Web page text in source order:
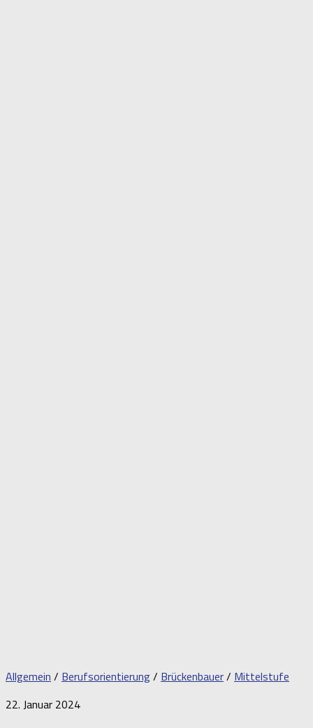
Allgemein / Berufsorientierung/ Brückenbauer/ Mittelstufe
22. Januar 2024